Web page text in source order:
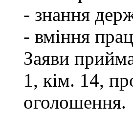
- знання
- вміння
Заяви
1, кім. 14,
оголошення.